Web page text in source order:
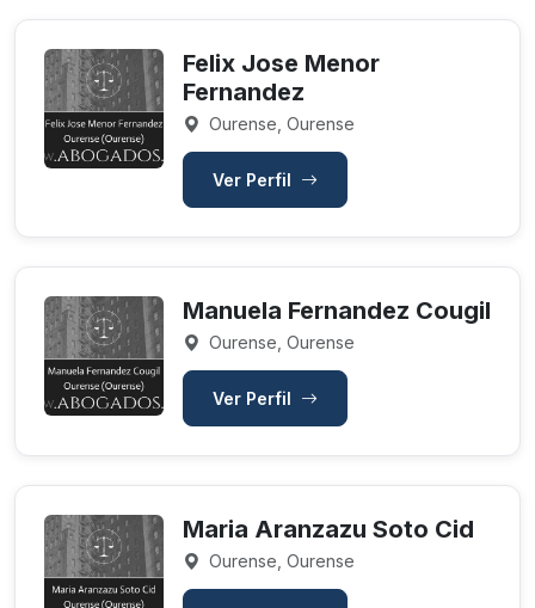
Felix Jose Menor
Fernandez
Ourense, Ourense
Ver Perfil
Manuela Fernandez Cougil
Ourense, Ourense
Ver Perfil
Maria Aranzazu Soto Cid
Ourense, Ourense